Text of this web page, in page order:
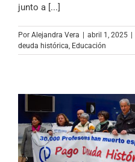
junto a [...]
Por Alejandra Vera | abril 1, 2025 |
deuda histórica Educación